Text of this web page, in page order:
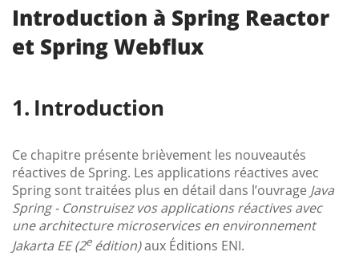
Introduction à Spring Reactor
et Spring Webflux
Introduction
Ce chapitre présente brièvement les nouveautés
réactives de Spring. Les applications réactives avec
Spring sont traitées plus en détail dans l’ouvrage Java
Spring - Construisez vos applications réactives avec
une architecture microservices en environnement
Jakarta EE (2eédition)aux Éditions ENI.